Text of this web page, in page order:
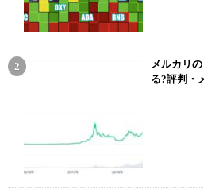
メルカリ
る?評判・